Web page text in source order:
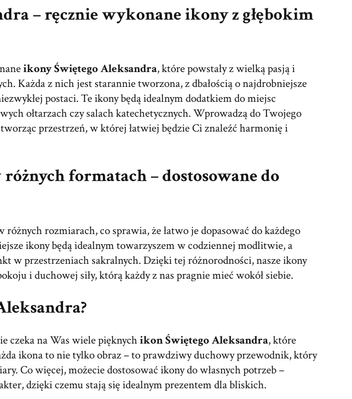
– ręcznie wykonane ikony z głębokim
ikony Świętego Aleksandra, które powstały z wielką pasją i
Każda z nich jest starannie tworzona, z dbałością o najdrobniejsze
postaci. Te ikony będą idealnym dodatkiem do miejsc
ołtarzach czy salach katechetycznych. Wprowadzą do Twojego
przestrzeń, w której łatwiej będzie Ci znaleźć harmonię i
formatach – dostosowane do
różnych rozmiarach, co sprawia, że łatwo je dopasować do każdego
ikony będą idealnym towarzyszem w codziennej modlitwie, a
w przestrzeniach sakralnych. Dzięki tej różnorodności, nasze ikony
i duchowej siły, którą każdy z nas pragnie mieć wokół siebie.
czeka na Was wiele pięknychikon Świętego Aleksandra, które
ikona to nie tylko obraz – to prawdziwy duchowy przewodnik, który
Co więcej, możecie dostosować ikony do własnych potrzeb –
dzięki czemu stają się idealnym prezentem dla bliskich.